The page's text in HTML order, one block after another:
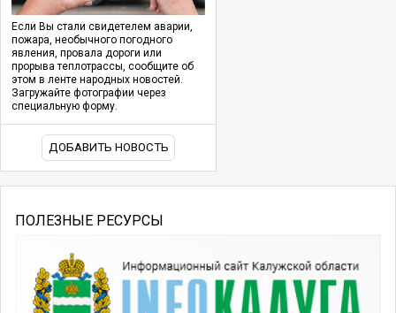
Если Вы стали свидетелем аварии,
пожара, необычного погодного
явления, провала дороги или
прорыва теплотрассы, сообщите об
этом в ленте народных новостей.
Загружайте фотографии через
специальную форму.
ДОБАВИТЬ НОВОСТЬ
ПОЛЕЗНЫЕ РЕСУРСЫ